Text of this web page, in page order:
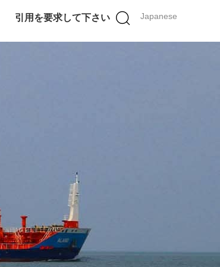
Japanese
引用を要求して下さい